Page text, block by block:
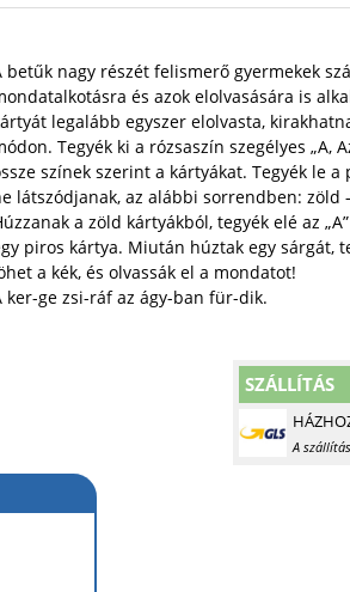
betűk nagy részét felismerő gyermekek
és azok elolvasására is
legalább egyszer elolvasta,
Tegyék ki a rózsaszín szegélyes „A,
színek szerint a kártyákat. Tegyék le a
látszódjanak, az alábbi sorrendben: zöld
a zöld kártyákból, tegyék elé az
piros kártya. Miután húztak egy sárgát,
a kék, és olvassák el a mondatot!
ker-ge zsi-ráf az ágy-ban für-dik.
SZÁLLÍTÁS
A